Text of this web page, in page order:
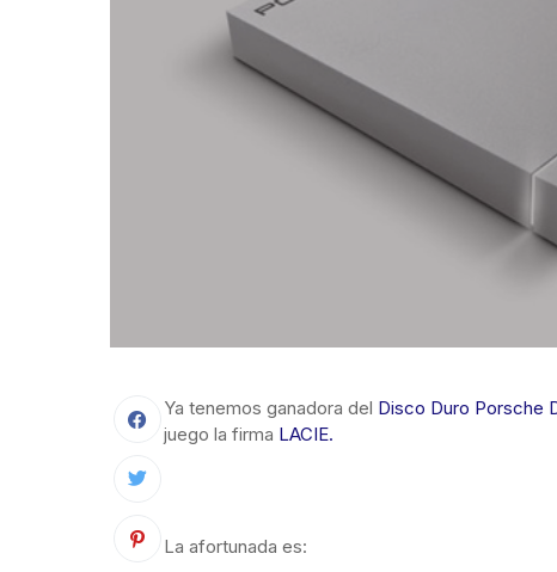
Ya tenemos ganadora del Disco Duro Porsche
juego la firma LACIE.
La afortunada es: